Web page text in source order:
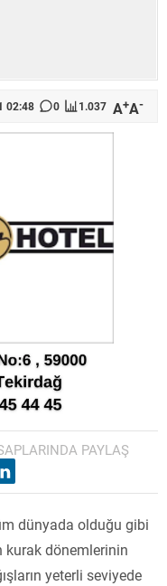
02:48 0 1.037 A+A-
PAYLAŞ
dünyada olduğu gibi
kurak dönemlerinin
yeterli seviyede